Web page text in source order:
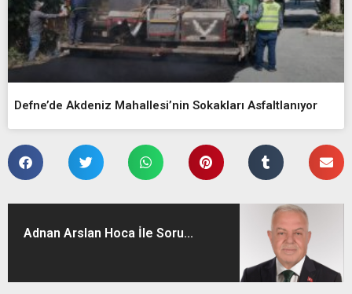
Defne’de Akdeniz Mahallesi’nin Sokakları Asfaltlanıyor
Adnan Arslan Hoca İle Soru...